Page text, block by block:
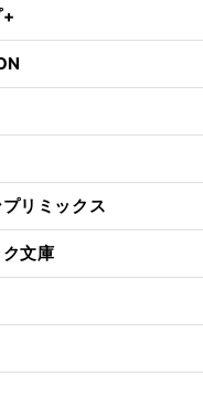
リミックス
文庫